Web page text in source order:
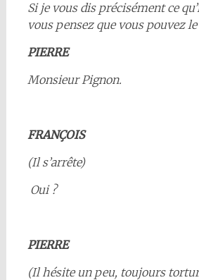
Si je vous dis précisément ce
vous pensez que vous pouvez
PIERRE
Monsieur Pignon.
FRANÇOIS
(Il s’arrête)
Oui ?
PIERRE
(Il hésite un peu, toujours